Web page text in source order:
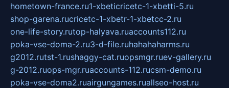
hometown-france.ru1-xbeticricetc-1-xbetti-5.ru
shop-garena.rucricetc-1-xbetr-1-xbetcc-2.ru
one-life-story.rutop-halyava.ruaccounts112.ru
poka-vse-doma-2.ru3-d-file.ruhahahaharms.ru
g2012.rutst-1.rushaggy-cat.ruopsmgr.ruev-gallery.ru
g-2012.ruops-mgr.ruaccounts-112.rucsm-demo.ru
poka-vse-doma2.ruairgungames.ruallseo-host.ru